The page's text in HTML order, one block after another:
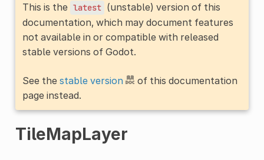
This is the latest (unstable) version of this
documentation, which may document features
not available in or compatible with released
stable versions of Godot.
See the stable version
of this documentation
page instead.
TileMapLayer